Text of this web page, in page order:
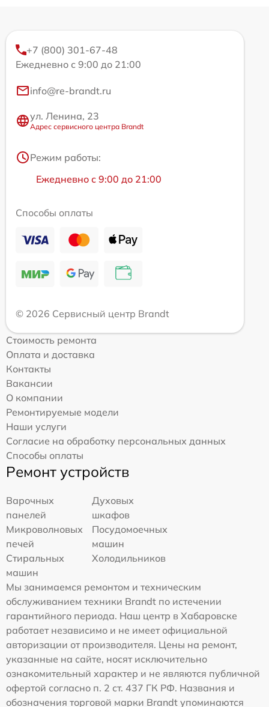
+7 (800) 301-67-48
Ежедневно с 9:00 до 21:00
info@re-brandt.ru
ул. Ленина, 23
Адрес сервисного центра Brandt
Режим работы:
Ежедневно с 9:00 до 21:00
Способы оплаты
© 2026 Сервисный центр Brandt
Стоимость ремонта
Оплата и доставка
Контакты
Вакансии
О компании
Ремонтируемые модели
Наши услуги
Согласие на обработку персональных данных
Способы оплаты
Ремонт устройств
Варочных
панелей
Духовых
шкафов
Микроволновых
печей
Посудомоечных
машин
Стиральных
машин
Холодильников
Мы занимаемся ремонтом и техническим
обслуживанием техники Brandt по истечении
гарантийного периода. Наш центр в Хабаровске
работает независимо и не имеет официальной
авторизации от производителя. Цены на ремонт,
указанные на сайте, носят исключительно
ознакомительный характер и не являются публичной
офертой согласно п. 2 ст. 437 ГК РФ. Названия и
обозначения торговой марки Brandt упоминаются